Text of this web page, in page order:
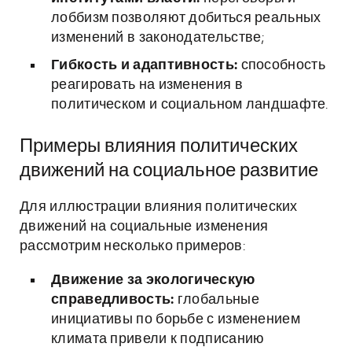
лоббизм позволяют добиться реальных
изменений в законодательстве;
Гибкость и адаптивность: способность
реагировать на изменения в
политическом и социальном ландшафте.
Примеры влияния политических
движений на социальное развитие
Для иллюстрации влияния политических
движений на социальные изменения
рассмотрим несколько примеров:
Движение за экологическую
справедливость: глобальные
инициативы по борьбе с изменением
климата привели к подписанию